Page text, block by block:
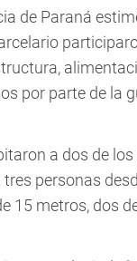
de Paraná
por parte de la
a dos de
personas
15 metros, dos